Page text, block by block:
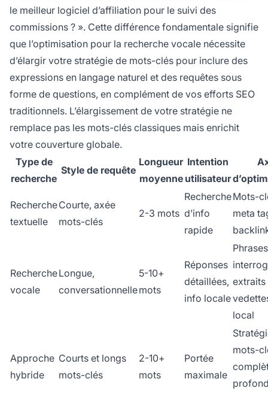
le meilleur logiciel d’affiliation pour le suivi des
commissions ? ». Cette différence fondamentale signifie
que l’optimisation pour la recherche vocale nécessite
d’élargir votre stratégie de mots-clés pour inclure des
expressions en langage naturel et des requêtes sous
forme de questions, en complément de vos efforts SEO
traditionnels. L’élargissement de votre stratégie ne
remplace pas les mots-clés classiques mais enrichit
votre couverture globale.
Type de
recherche
Style de requête
Longueur
moyenne
Intention
utilisateur
Recherche
textuelle
Courte, axée
mots-clés
2-3 mots
Recherche
d’info
rapide
Mots-
meta
Recherche
vocale
Longue,
conversationnelle
5-10+
mots
Réponses
détaillées,
info locale
Phrases
extraits
local
Approche
hybride
Courts et longs
mots-clés
2-10+
mots
Portée
maximale
mots-